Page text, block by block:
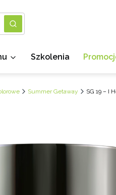
Szukaj
Szkolenia
Summer Getaway SG 19 – I